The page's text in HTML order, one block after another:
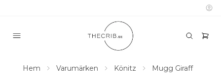
Hem Varumärken Könitz Mugg Giraff